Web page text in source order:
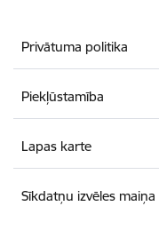
Privātuma politika
Piekļūstamība
Lapas karte
Sīkdatņu izvēles maiņa